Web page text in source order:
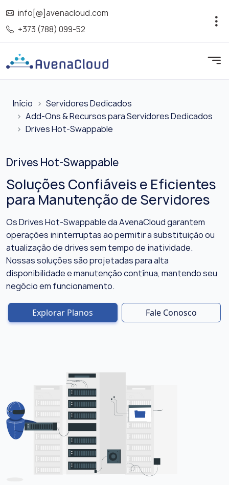
info[@]avenacloud.com
+373 (788) 099-52
Início
Servidores Dedicados
Add-Ons & Recursos para Servidores Dedicados
Drives Hot-Swappable
Drives Hot-Swappable
Soluções Confiáveis e Eficientes
para Manutenção de Servidores
Os Drives Hot-Swappable da AvenaCloud garantem
operações ininterruptas ao permitir a substituição ou
atualização de drives sem tempo de inatividade.
Nossas soluções são projetadas para alta
disponibilidade e manutenção contínua, mantendo seu
negócio em funcionamento.
Explorar Planos Fale Conosco